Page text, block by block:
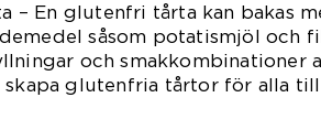
– En glutenfri tårta kan bakas
såsom potatismjöl och
och smakkombinationer
glutenfria tårtor för alla